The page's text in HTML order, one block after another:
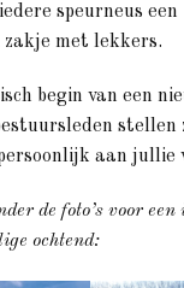
speurneus een
zakje met lekkers.
begin van een
stellen
aan jullie
de foto’s voor een
ochtend: